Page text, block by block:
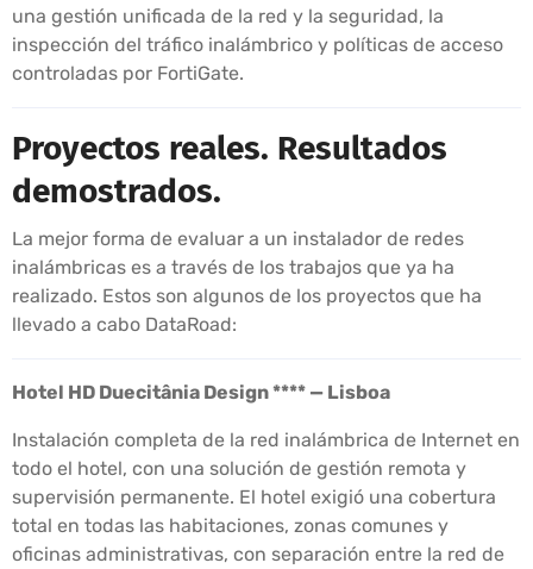
una gestión unificada de la red y la seguridad, la
inspección del tráfico inalámbrico y políticas de acceso
controladas por FortiGate.
Proyectos reales. Resultados
demostrados.
La mejor forma de evaluar a un instalador de redes
inalámbricas es a través de los trabajos que ya ha
realizado. Estos son algunos de los proyectos que ha
llevado a cabo DataRoad:
Hotel HD Duecitânia Design **** — Lisboa
Instalación completa de la red inalámbrica de Internet en
todo el hotel, con una solución de gestión remota y
supervisión permanente. El hotel exigió una cobertura
total en todas las habitaciones, zonas comunes y
oficinas administrativas, con separación entre la red de